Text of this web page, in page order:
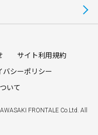
サイト利用規約
バシーポリシー
いて
FRONTALE Co.Ltd. All